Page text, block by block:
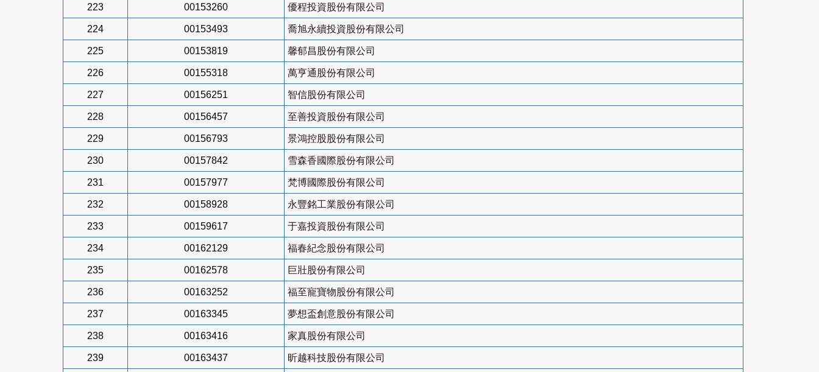
223 00153260 優程投資股份有限公司
224 00153493 喬旭永續投資股份有限公司
225 00153819 馨郁昌股份有限公司
226 00155318 萬亨通股份有限公司
227 00156251 智信股份有限公司
228 00156457 至善投資股份有限公司
229 00156793 景鴻控股股份有限公司
230 00157842 雪森香國際股份有限公司
231 00157977 梵博國際股份有限公司
232 00158928 永豐銘工業股份有限公司
233 00159617 于嘉投資股份有限公司
234 00162129 福春紀念股份有限公司
235 00162578 巨壯股份有限公司
236 00163252 福至寵寶物股份有限公司
237 00163345 夢想盃創意股份有限公司
238 00163416 家真股份有限公司
239 00163437 昕越科技股份有限公司